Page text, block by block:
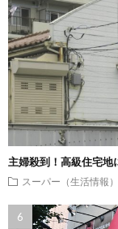
主婦殺到！高級住宅地
スーパー（生活情報）